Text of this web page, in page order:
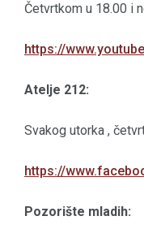
Četvrtkom u 18.00 i
https://
Atelje 212:
Svakog utorka ,
https://
Pozorište mladih: